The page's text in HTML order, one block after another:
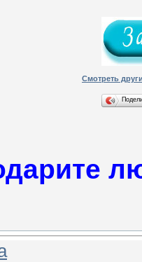
Смотреть